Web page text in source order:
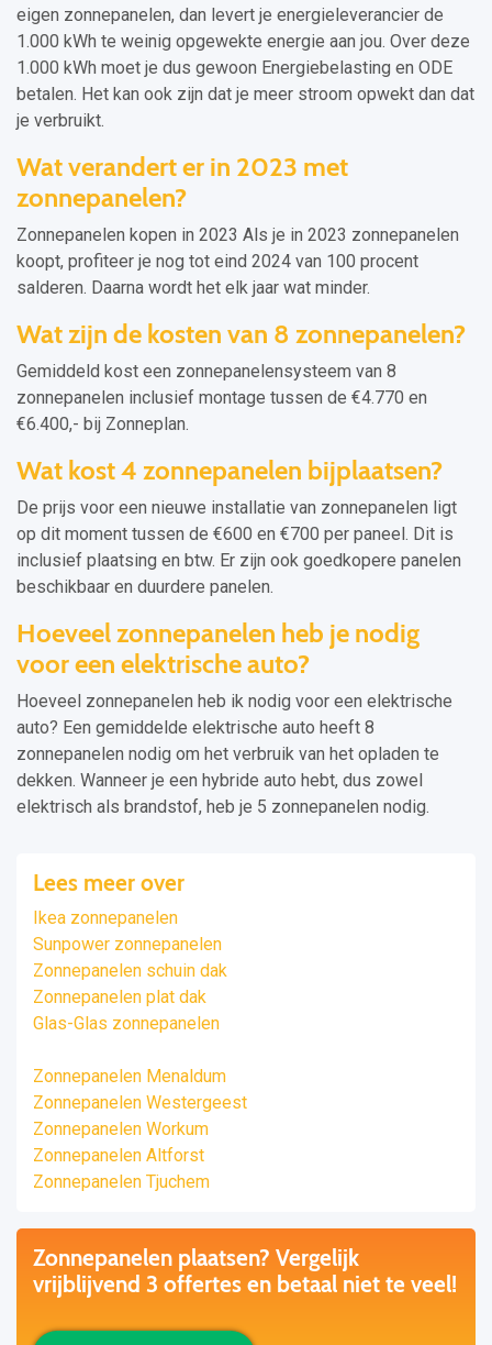
eigen zonnepanelen, dan levert je energieleverancier de
1.000 kWh te weinig opgewekte energie aan jou. Over deze
1.000 kWh moet je dus gewoon Energiebelasting en ODE
betalen. Het kan ook zijn dat je meer stroom opwekt dan dat
je verbruikt.
Wat verandert er in 2023 met
zonnepanelen?
Zonnepanelen kopen in 2023 Als je in 2023 zonnepanelen
koopt, profiteer je nog tot eind 2024 van 100 procent
salderen. Daarna wordt het elk jaar wat minder.
Wat zijn de kosten van 8 zonnepanelen?
Gemiddeld kost een zonnepanelensysteem van 8
zonnepanelen inclusief montage tussen de €4.770 en
€6.400,- bij Zonneplan.
Wat kost 4 zonnepanelen bijplaatsen?
De prijs voor een nieuwe installatie van zonnepanelen ligt
op dit moment tussen de €600 en €700 per paneel. Dit is
inclusief plaatsing en btw. Er zijn ook goedkopere panelen
beschikbaar en duurdere panelen.
Hoeveel zonnepanelen heb je nodig
voor een elektrische auto?
Hoeveel zonnepanelen heb ik nodig voor een elektrische
auto? Een gemiddelde elektrische auto heeft 8
zonnepanelen nodig om het verbruik van het opladen te
dekken. Wanneer je een hybride auto hebt, dus zowel
elektrisch als brandstof, heb je 5 zonnepanelen nodig.
Lees meer over
Ikea zonnepanelen
Sunpower zonnepanelen
Zonnepanelen schuin dak
Zonnepanelen plat dak
Glas-Glas zonnepanelen
Zonnepanelen Menaldum
Zonnepanelen Westergeest
Zonnepanelen Workum
Zonnepanelen Altforst
Zonnepanelen Tjuchem
Zonnepanelen plaatsen? Vergelijk
vrijblijvend 3 offertes en betaal niet te veel!